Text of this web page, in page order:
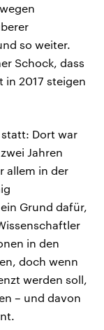
so weiter.
Schock, dass
in 2017 steigen
Dort war
Jahren
allem in der
Grund dafür,
in den
doch wenn
werden soll,
– und davon